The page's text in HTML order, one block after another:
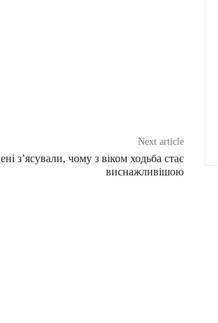
Next article
з’ясували, чому з віком ходьба стає
виснажливішою